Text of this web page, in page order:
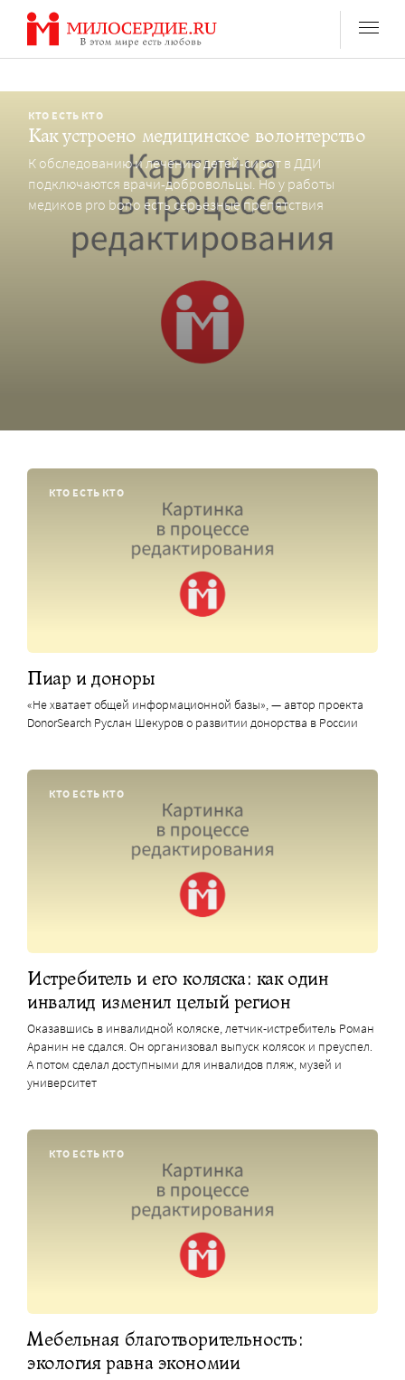
Перейти
содержанию
КТО ЕСТЬ КТО
Как устроено медицинское волонтерство
К обследованию и лечению детей-сирот в ДДИ
подключаются врачи-добровольцы. Но у работы
медиков pro bono есть серьезные препятствия
КТО ЕСТЬ КТО
Пиар и доноры
«Не хватает общей информационной базы», — автор проекта
DonorSearch Руслан Шекуров о развитии донорства в России
КТО ЕСТЬ КТО
Истребитель и его коляска: как один
инвалид изменил целый регион
Оказавшись в инвалидной коляске, летчик-истребитель Роман
Аранин не сдался. Он организовал выпуск колясок и преуспел.
А потом сделал доступными для инвалидов пляж, музей и
университет
КТО ЕСТЬ КТО
Мебельная благотворительность:
экология равна экономии